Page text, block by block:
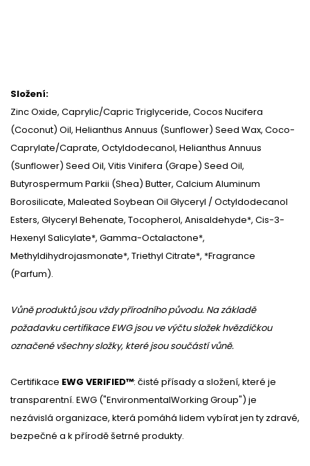
Složení:
Zinc Oxide, Caprylic/Capric Triglyceride, Cocos Nucifera
(Coconut) Oil, Helianthus Annuus (Sunflower) Seed Wax, Coco-
Caprylate/Caprate, Octyldodecanol, Helianthus Annuus
(Sunflower) Seed Oil, Vitis Vinifera (Grape) Seed Oil,
Butyrospermum Parkii (Shea) Butter, Calcium Aluminum
Borosilicate, Maleated Soybean Oil Glyceryl / Octyldodecanol
Esters, Glyceryl Behenate, Tocopherol, Anisaldehyde*, Cis-3-
Hexenyl Salicylate*, Gamma-Octalactone*,
Methyldihydrojasmonate*, Triethyl Citrate*, *Fragrance
(Parfum).
Vůně produktů jsou vždy přírodního původu. Na základě
požadavku certifikace EWG jsou ve výčtu složek hvězdičkou
označené všechny složky, které jsou součástí vůně.
Certifikace EWG VERIFIED™: čisté přísady a složení, které je
transparentní. EWG ("EnvironmentalWorking Group") je
nezávislá organizace, která pomáhá lidem vybírat jen ty zdravé,
bezpečné a k přírodě šetrné produkty.